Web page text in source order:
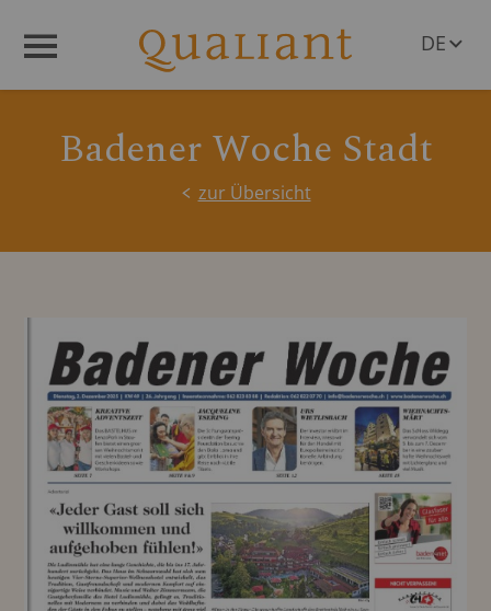
DE
Badener Woche Stadt
zur Übersicht